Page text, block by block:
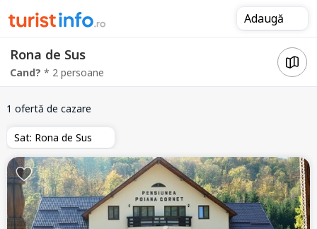
Adaugă
Rona de Sus
Cand? * 2 persoane
1 ofertă de cazare
Sat: Rona de Sus